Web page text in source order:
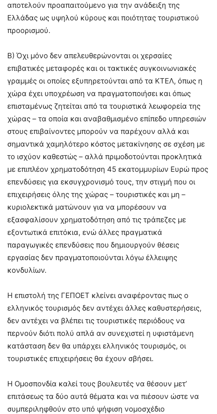
αποτελούν προαπαιτούμενο για την ανάδειξη της
Ελλάδας ως υψηλού κύρους και ποιότητας τουριστικού
προορισμού.
Β) Όχι μόνο δεν απελευθερώνονται οι χερσαίες
επιβατικές μεταφορές και οι τακτικές συγκοινωνιακές
γραμμές οι οποίες εξυπηρετούνται από τα ΚΤΕΛ, όπως η
χώρα έχει υποχρέωση να πραγματοποιήσει και όπως
επισταμένως ζητείται από τα τουριστικά λεωφορεία της
χώρας – τα οποία και αναβαθμισμένο επίπεδο υπηρεσιών
στους επιβαίνοντες μπορούν να παρέχουν αλλά και
σημαντικά χαμηλότερο κόστος μετακίνησης σε σχέση με
το ισχύον καθεστώς – αλλά πριμοδοτούνται προκλητικά
με επιπλέον χρηματοδότηση 45 εκατομμυρίων Ευρώ προς
επενδύσεις για εκσυγχρονισμό τους, την στιγμή που οι
επιχειρήσεις όλης της χώρας – τουριστικές και μη –
κυριολεκτικά ματώνουν για να μπορέσουν να
εξασφαλίσουν χρηματοδότηση από τις τράπεζες με
εξοντωτικά επιτόκια, ενώ άλλες πραγματικά
παραγωγικές επενδύσεις που δημιουργούν θέσεις
εργασίας δεν πραγματοποιούνται λόγω έλλειψης
κονδυλίων.
Η επιστολή της ΓΕΠΟΕΤ κλείνει αναφέροντας πως ο
ελληνικός τουρισμός δεν αντέχει άλλες καθυστερήσεις,
δεν αντέχει να βλέπει τις τουριστικές περιόδους να
περνούν διότι πολύ απλά αν συνεχιστεί η υφιστάμενη
κατάσταση δεν θα υπάρχει ελληνικός τουρισμός, οι
τουριστικές επιχειρήσεις θα έχουν σβήσει.
Η Ομοσπονδία καλεί τους βουλευτές να θέσουν μετ’
επιτάσεως τα δύο αυτά θέματα και να πιέσουν ώστε να
συμπεριληφθούν στο υπό ψήφιση νομοσχέδιο